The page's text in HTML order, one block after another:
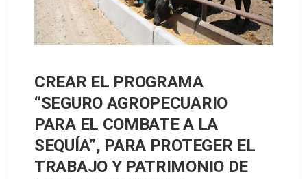
CREAR EL PROGRAMA
“SEGURO AGROPECUARIO
PARA EL COMBATE A LA
SEQUÍA”, PARA PROTEGER EL
TRABAJO Y PATRIMONIO DE